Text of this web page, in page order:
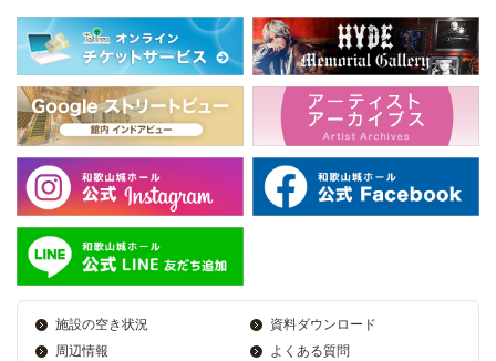
施設の空き状況
資料ダウンロード
周辺情報
よくある質問